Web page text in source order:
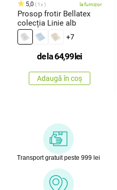
5,0 1x la furnizor
Prosop frotir Bellatex
colecția Linie alb
+7
de la64,99lei
Adaugă în coș
Transport gratuit peste 999 lei